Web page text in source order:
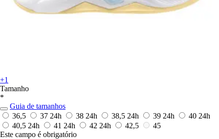
+1
Tamanho
*
Guia de tamanhos
36,5
37 24h 38 24h 38,5 24h 39 24h 40 24h
40,5 24h 41 24h 42 24h 42,5
45
Este campo é obrigatório